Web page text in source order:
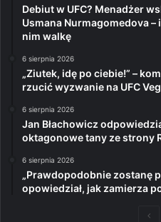
Debiut w UFC? Menadżer
Usmana Nurmagomedova
nim walkę
6 sierpnia 2026
„Ziutek, idę po ciebie!” –
rzucić wyzwanie na UFC
6 sierpnia 2026
Jan Błachowicz
oktagonowe tany ze strony
6 sierpnia 2026
„Prawdopodobnie zostanę
opowiedział, jak zamierza